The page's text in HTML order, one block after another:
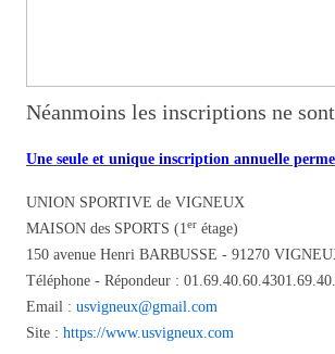
Néanmoins les inscriptions ne
Une seule et unique inscription annuelle
UNION SPORTIVE de VIGNEUX
MAISON des SPORTS (1 er étage)
150 avenue Henri BARBUSSE - 91270
Téléphone - Répondeur : 01.69.40.60.43
Email : usvigneux@gmail.com
Site : https://www.usvigneux.com